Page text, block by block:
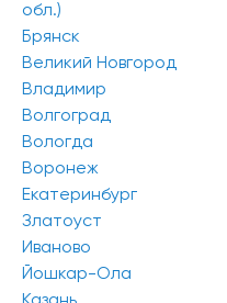
обл.)
Брянск
Великий Новгород
Владимир
Волгоград
Вологда
Воронеж
Екатеринбург
Златоуст
Иваново
Йошкар-Ола